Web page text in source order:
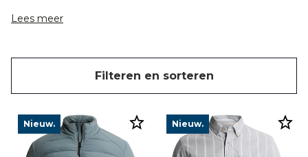
Lees meer
Filteren en sorteren
Nieuw. Nieuw.